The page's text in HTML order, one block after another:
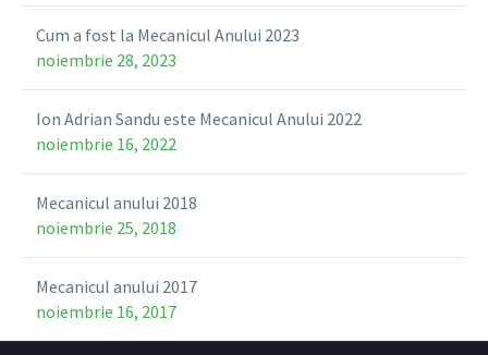
Cum a fost la Mecanicul Anului 2023
noiembrie 28, 2023
Ion Adrian Sandu este Mecanicul Anului 2022
noiembrie 16, 2022
Mecanicul anului 2018
noiembrie 25, 2018
Mecanicul anului 2017
noiembrie 16, 2017